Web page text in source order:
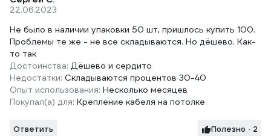
22.06.2023
Не было в наличии упаковки 50 шт, пришлось купить 100.
Проблемы те же - не все складываются. Но дёшево. Как-
то так
Достоинства: Дёшево и сердито
Недостатки: Складываются процентов 30-40
Опыт использования: Несколько месяцев
Покупал(а) для: Крепление кабеля на потолке
Ответить Полезно · 2